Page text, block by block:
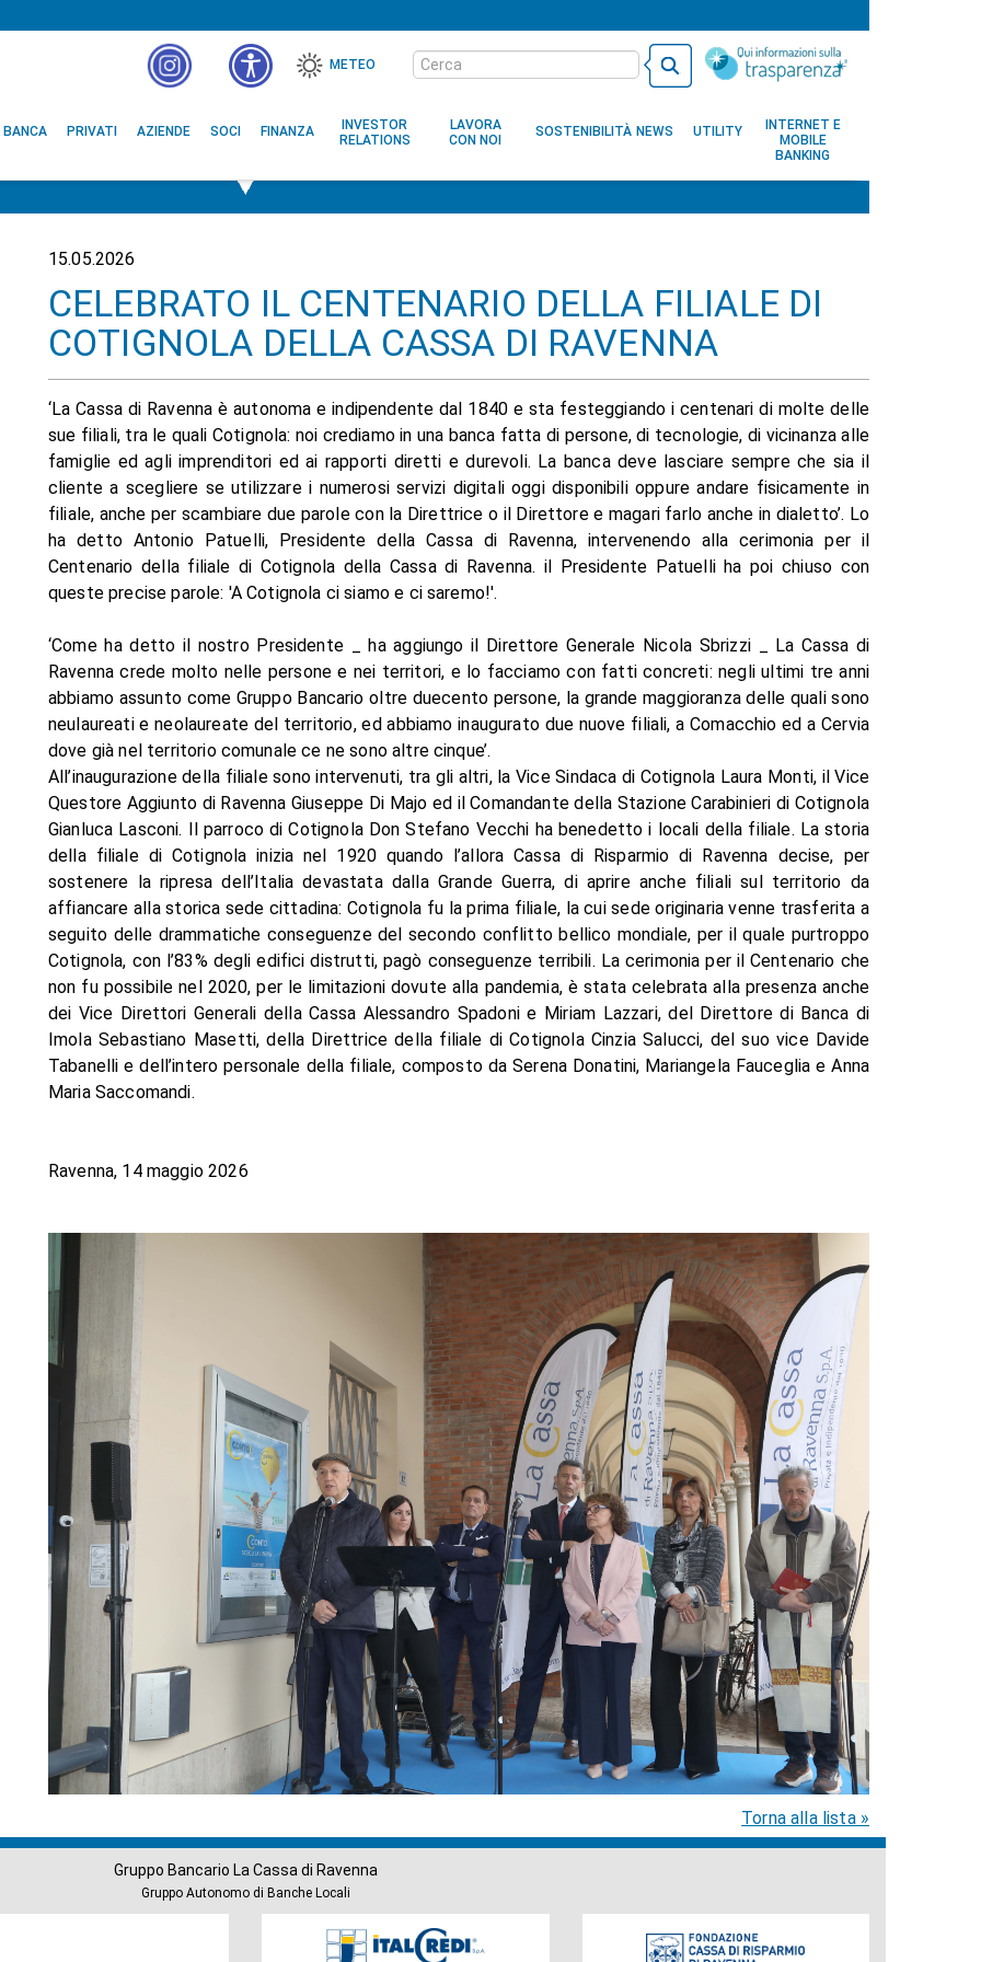
METEO
Cerca
nel
sito
BANCA PRIVATI AZIENDE SOCI FINANZA
INVESTOR
RELATIONS
LAVORA
CON NOI
SOSTENIBILITÀ NEWS UTILITY
INTERNET E
MOBILE
BANKING
15.05.2026
CELEBRATO IL CENTENARIO DELLA FILIALE DI
COTIGNOLA DELLA CASSA DI RAVENNA
‘La Cassa di Ravenna è autonoma e indipendente dal 1840 e sta festeggiando i centenari di molte delle
sue filiali, tra le quali Cotignola: noi crediamo in una banca fatta di persone, di tecnologie, di vicinanza alle
famiglie ed agli imprenditori ed ai rapporti diretti e durevoli. La banca deve lasciare sempre che sia il
cliente a scegliere se utilizzare i numerosi servizi digitali oggi disponibili oppure andare fisicamente in
filiale, anche per scambiare due parole con la Direttrice o il Direttore e magari farlo anche in dialetto’. Lo
ha detto Antonio Patuelli, Presidente della Cassa di Ravenna, intervenendo alla cerimonia per il
Centenario della filiale di Cotignola della Cassa di Ravenna. il Presidente Patuelli ha poi chiuso con
queste precise parole: 'A Cotignola ci siamo e ci saremo!'.
‘Come ha detto il nostro Presidente _ ha aggiungo il Direttore Generale Nicola Sbrizzi _ La Cassa di
Ravenna crede molto nelle persone e nei territori, e lo facciamo con fatti concreti: negli ultimi tre anni
abbiamo assunto come Gruppo Bancario oltre duecento persone, la grande maggioranza delle quali sono
neulaureati e neolaureate del territorio, ed abbiamo inaugurato due nuove filiali, a Comacchio ed a Cervia
dove già nel territorio comunale ce ne sono altre cinque’.
All’inaugurazione della filiale sono intervenuti, tra gli altri, la Vice Sindaca di Cotignola Laura Monti, il Vice
Questore Aggiunto di Ravenna Giuseppe Di Majo ed il Comandante della Stazione Carabinieri di Cotignola
Gianluca Lasconi. Il parroco di Cotignola Don Stefano Vecchi ha benedetto i locali della filiale. La storia
della filiale di Cotignola inizia nel 1920 quando l’allora Cassa di Risparmio di Ravenna decise, per
sostenere la ripresa dell’Italia devastata dalla Grande Guerra, di aprire anche filiali sul territorio da
affiancare alla storica sede cittadina: Cotignola fu la prima filiale, la cui sede originaria venne trasferita a
seguito delle drammatiche conseguenze del secondo conflitto bellico mondiale, per il quale purtroppo
Cotignola, con l’83% degli edifici distrutti, pagò conseguenze terribili. La cerimonia per il Centenario che
non fu possibile nel 2020, per le limitazioni dovute alla pandemia, è stata celebrata alla presenza anche
dei Vice Direttori Generali della Cassa Alessandro Spadoni e Miriam Lazzari, del Direttore di Banca di
Imola Sebastiano Masetti, della Direttrice della filiale di Cotignola Cinzia Salucci, del suo vice Davide
Tabanelli e dell’intero personale della filiale, composto da Serena Donatini, Mariangela Fauceglia e Anna
Maria Saccomandi.
Ravenna, 14 maggio 2026
Torna alla lista »
Gruppo Bancario La Cassa di Ravenna
Gruppo Autonomo di Banche Locali
Società
Fondazione